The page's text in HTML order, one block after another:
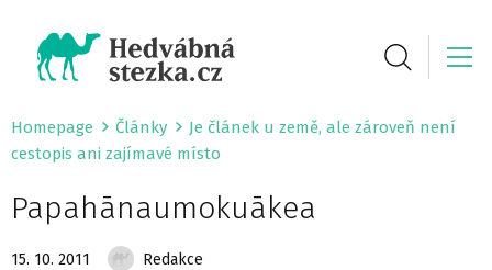
Homepage Články
Je článek u země, ale zároveň není
cestopis ani zajímavé místo
Papahānaumokuākea
15. 10. 2011 Redakce